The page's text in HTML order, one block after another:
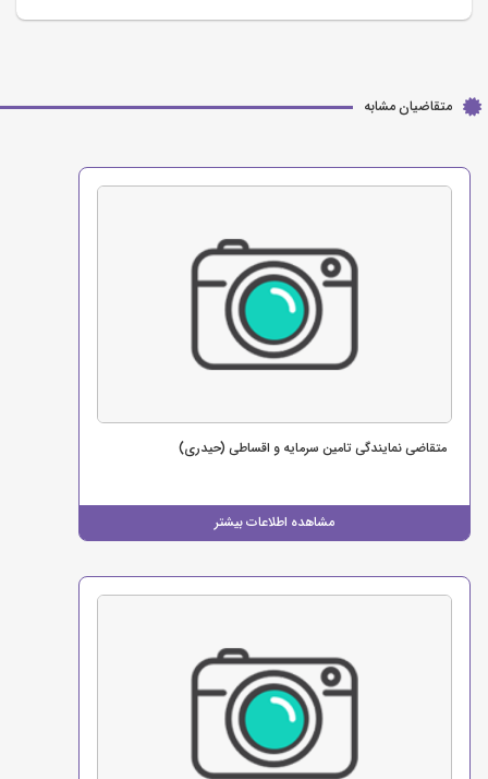
متقاضیان مشابه
مشاهده اطلاعات بیشتر
متقاضی نمایندگی تامین سرمایه و اقساطی (حیدری)